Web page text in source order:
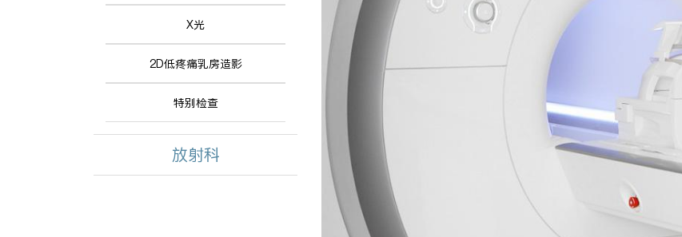
X光
2D低疼痛乳房造影
特别检查
放射科